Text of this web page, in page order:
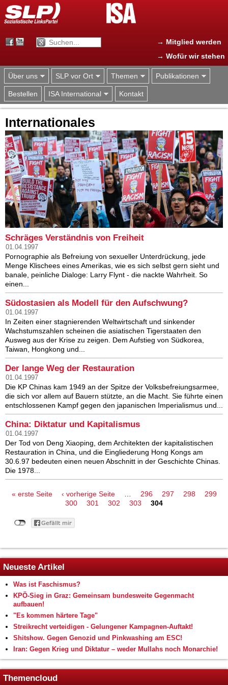
Jump to navigation
→ Mitglied werden
→ Wofür wir stehen
Über uns SLP vor Ort Themen Publikationen
Bestellen ISA International Kontakt
Internationales
Schräges Verständnis von Freiheit
01.04.1997
Pornographie als Befreiung von sexueller Unterdrückung, jede
Menge Klischees eines Amerikas, wie es sich selbst gern sieht und
banale, peinliche Dialoge: Larry Flynt - die nackte Wahrheit. So
einen...
Südostasien als Modell für den Aufschwung?
01.04.1997
In Zeiten einer stagnierenden Weltwirtschaft und sinkender
Wachstumszahlen scheinen die asiatischen Tigerstaaten den
Ausweg aus der Krise zu zeigen. Dem Aufstieg von Südkorea,
Taiwan, Hongkong und...
Der lange Weg der Restauration
01.04.1997
Die KP Chinas kam 1949 an der Spitze der Volksbefreiungsarmee,
die sich vor allem auf Bauern stützte, an die Macht. Sie führte einen
entschlossenen Kampf gegen den japanischen Imperialismus und...
China: Diktatur und Kapitalismus
01.04.1997
Der Tod von Deng Xiaoping, dem Architekten der kapitalistischen
Restauration in China, und die Eingliederung Hong Kongs am
30.6.97 bedeuten einen neuen Abschnitt in der Geschichte Chinas.
Die 1978...
Seiten
« erste Seite ‹ vorherige Seite 296 297 298
299
300
301 302 303 304
Neueste Artikel
Was ist Faschismus?
KPÖ-Sieg in Graz: Gemeinsam bundesweite Gegenmacht
aufbauen!
"Es kommen härtere Tage"
Streikrecht verteidigen - Gelungener Kampagnen-Auftakt!
Shitshow. Gegen Genozid und Pinkwashing am ESC!
Iran: Gegen Krieg und Diktatur – weder Mullahs noch Monarchie!
Themencloud